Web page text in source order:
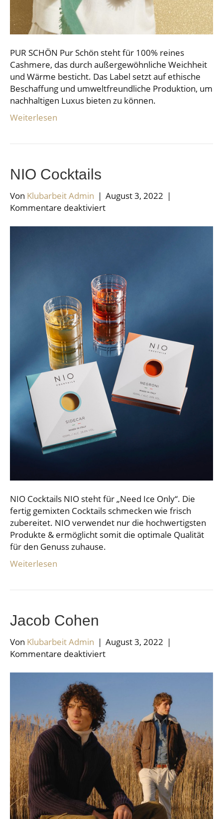
PUR SCHÖN Pur Schön steht für 100% reines
Cashmere, das durch außergewöhnliche Weichheit
und Wärme besticht. Das Label setzt auf ethische
Beschaffung und umweltfreundliche Produktion, um
nachhaltigen Luxus bieten zu können.
Weiterlesen
NIO Cocktails
Von Klubarbeit Admin | August 3, 2022 |
Kommentare deaktiviertfür
NIO Cocktails NIO steht für „Need Ice Only“. Die
fertig gemixten Cocktails schmecken wie frisch
zubereitet. NIO verwendet nur die hochwertigsten
Produkte & ermöglicht somit die optimale Qualität
für den Genuss zuhause.
Weiterlesen
Jacob Cohen
Von Klubarbeit Admin | August 3, 2022 |
Kommentare deaktiviertfür